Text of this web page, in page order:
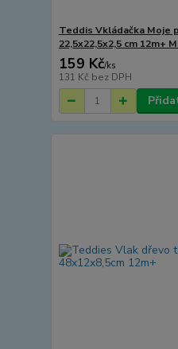
Teddis Vkládačka Moje
22,5x22,5x2,5 cm 12m+
159 Kč/ks
131 Kč bez DPH